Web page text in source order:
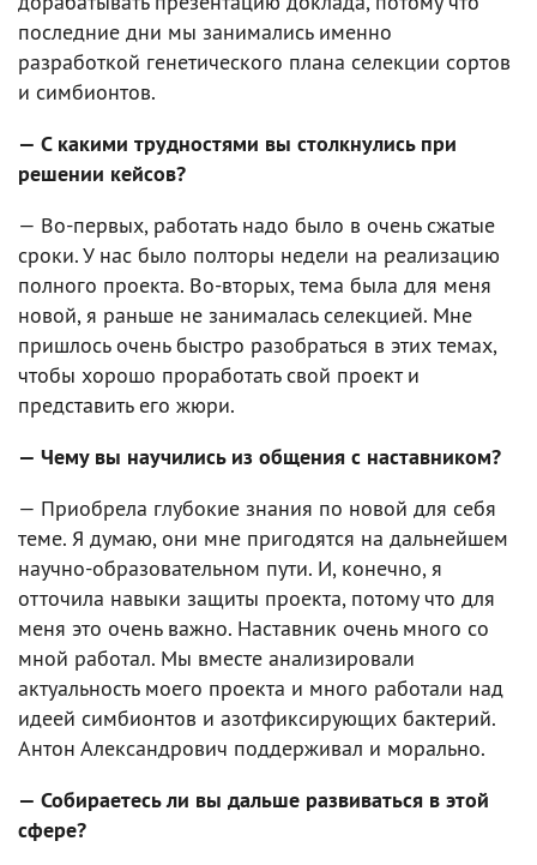
последние дни мы занимались именно
разработкой генетического плана селекции сортов
и симбионтов.
— С какими трудностями вы столкнулись при
решении кейсов?
— Во-первых, работать надо было в очень сжатые
сроки. У нас было полторы недели на реализацию
полного проекта. Во-вторых, тема была для меня
новой, я раньше не занималась селекцией. Мне
пришлось очень быстро разобраться в этих темах,
чтобы хорошо проработать свой проект и
представить его жюри.
— Чему вы научились из общения с наставником?
— Приобрела глубокие знания по новой для себя
теме. Я думаю, они мне пригодятся на дальнейшем
научно-образовательном пути. И, конечно, я
отточила навыки защиты проекта, потому что для
меня это очень важно. Наставник очень много со
мной работал. Мы вместе анализировали
актуальность моего проекта и много работали над
идеей симбионтов и азотфиксирующих бактерий.
Антон Александрович поддерживал и морально.
— Собираетесь ли вы дальше развиваться в этой
сфере?